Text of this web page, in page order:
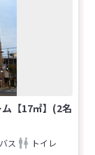
【17㎡】(2名
バス
トイレ